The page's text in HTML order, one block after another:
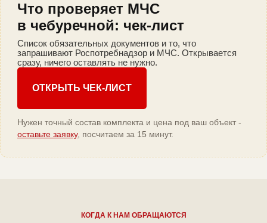
Что проверяет МЧС
в чебуречной: чек-лист
Список обязательных документов и то, что
запрашивают Роспотребнадзор и МЧС. Открывается
сразу, ничего оставлять не нужно.
ОТКРЫТЬ ЧЕК-ЛИСТ
Нужен точный состав комплекта и цена под ваш объект -
оставьте заявку, посчитаем за 15 минут.
КОГДА К НАМ ОБРАЩАЮТСЯ